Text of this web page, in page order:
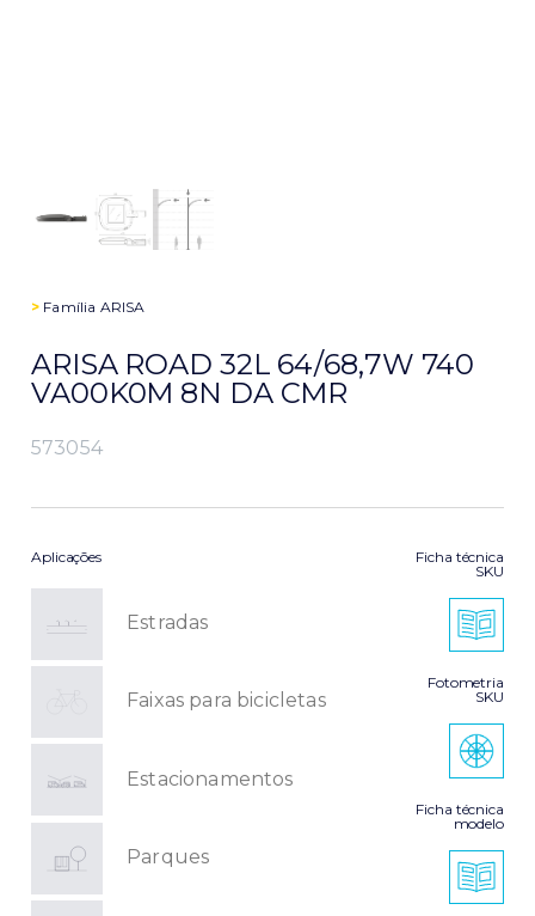
> Família ARISA
ARISA ROAD 32L 64/68,7W 740
VA00K0M 8N DA CMR
573054
Aplicações
Estradas
Faixas para bicicletas
Estacionamentos
Parques
Ficha técnica
SKU
Fotometria
SKU
Ficha técnica
modelo